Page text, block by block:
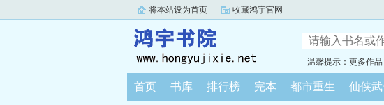
将本站设为首页 收藏鸿宇官网
温馨提示：更多作
首页 书库 排行榜 完本 都市重生 仙侠